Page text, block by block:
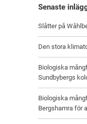
Senaste
Slåtter på
Den stora
Biologiska
Sundbybergs
Biologiska
Bergshamra för